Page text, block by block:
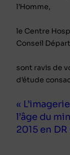
l’Homme,
le Centre
Conseil
sont ravis de
d’étude
«
l’âge du
2015 en DR